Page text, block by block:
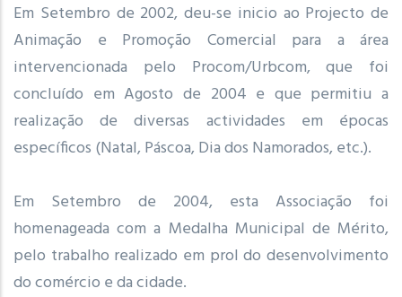
Em Setembro de 2002, deu-se inicio ao Projecto de
Animação e Promoção Comercial para a área
intervencionada pelo Procom/Urbcom, que foi
concluído em Agosto de 2004 e que permitiu a
realização de diversas actividades em épocas
específicos (Natal, Páscoa, Dia dos Namorados, etc.).
Em Setembro de 2004, esta Associação foi
homenageada com a Medalha Municipal de Mérito,
pelo trabalho realizado em prol do desenvolvimento
do comércio e da cidade.